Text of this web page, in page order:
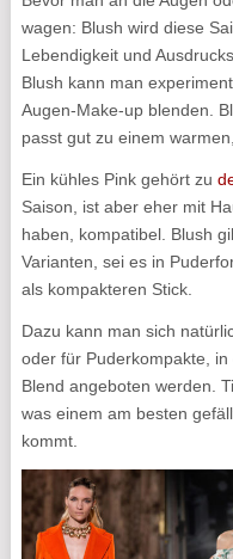
wagen: Blush wird diese
Lebendigkeit und
Blush kann man
Augen-Make-up blenden.
passt gut zu einem
Ein kühles Pink gehört zu
Saison, ist aber eher mit
haben, kompatibel. Blush
Varianten, sei es in
als kompakteren Stick.
Dazu kann man sich
oder für Puderkompakte,
Blend angeboten werden.
was einem am besten
kommt.